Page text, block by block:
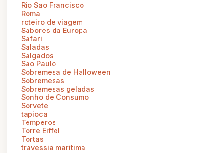
Rio Sao Francisco
Roma
roteiro de viagem
Sabores da Europa
Safari
Saladas
Salgados
Sao Paulo
Sobremesa de Halloween
Sobremesas
Sobremesas geladas
Sonho de Consumo
Sorvete
tapioca
Temperos
Torre Eiffel
Tortas
travessia maritima